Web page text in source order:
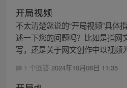
开局视频
不太清楚您说的“开局视频”具体
述一下您的问题吗？比如是指网
写，还是关于网文创作中以视频
1 个回答 2024年10月08日 11:35